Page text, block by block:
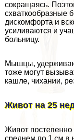
сокращаясь.
схваткообразные
дискомфорта и
усиливаются и
больницу.
Мышцы,
тоже могут
кашле, чихании,
Живот на 25
Живот постепенно
среднем по 1 см в